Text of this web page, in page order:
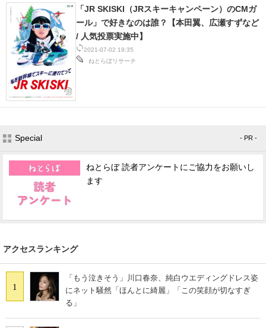
モノづくり技術者専門サイト
エレクトロニクス専門サイト
電子設計の基本と応用
エネルギーの専門メディア
2021-07-02 19:35
ねとらぼリサーチ
「JR SKISKI（JRスキーキャンペーン）のCMガ
ール」で好きなのは誰？【本田翼、広瀬すずなど
/ 人気投票実施中】
Special - PR -
ねとらぼ 読者アンケートにご協力をお願いし
ます
アクセスランキング
1
「もう泣きそう」川口春奈、純白ウエディングドレス姿
にネット騒然「ほんとに綺麗」「この笑顔が切なすぎ
る」